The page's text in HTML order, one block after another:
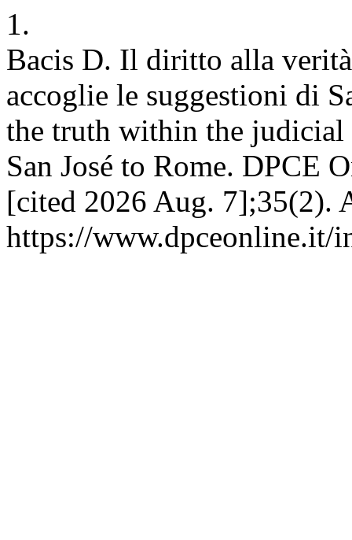
1.
Bacis D. Il diritto alla
accoglie le suggestioni di
the truth within the
San José to Rome. DPCE
[cited 2026 Aug. 7];35(2).
https://www.dpceonline.it/